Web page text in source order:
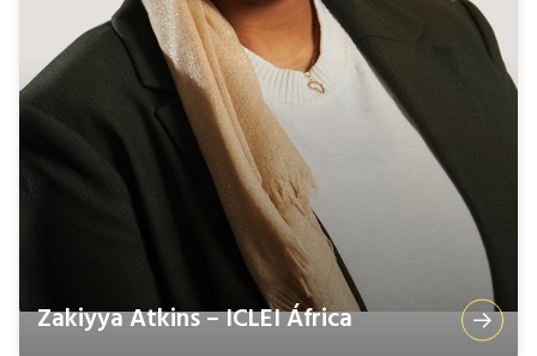
Zakiyya Atkins – ICLEI África